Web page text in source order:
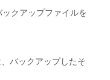
クアップファイルを
バックアップしたそ